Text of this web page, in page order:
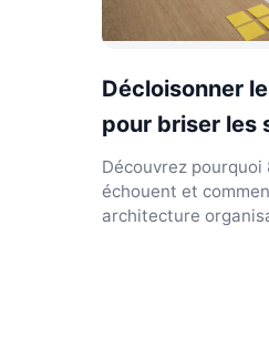
Décloisonner
pour briser les
Découvrez
échouent et
architecture